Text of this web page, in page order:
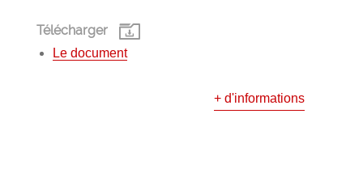
Télécharger
Le document
+ d'informations